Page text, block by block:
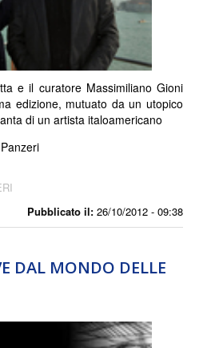
Pubblicato il: 26/10/2012 - 09:38
e il curatore Massimiliano Gioni
edizione, mutuato da un utopico
di un artista italoamericano
DAL MONDO DELLE